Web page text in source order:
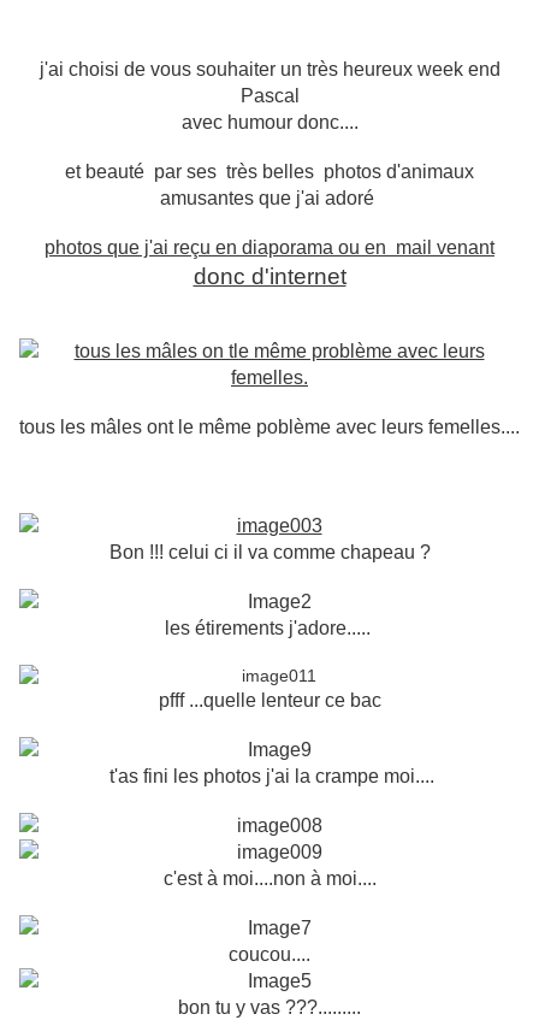
j'ai choisi de vous souhaiter un très heureux week end
Pascal
avec humour donc....
et beauté par ses très belles photos d'animaux
amusantes que j'ai adoré
photos que j'ai reçu en diaporama ou en mail venant
donc d'internet
tous les mâles ont le même poblème avec leurs femelles....
Bon !!! celui ci il va comme chapeau ?
les étirements j'adore.....
pfff ...quelle lenteur ce bac
t'as fini les photos j'ai la crampe moi....
c'est à moi....non à moi....
coucou....
bon tu y vas ???.........